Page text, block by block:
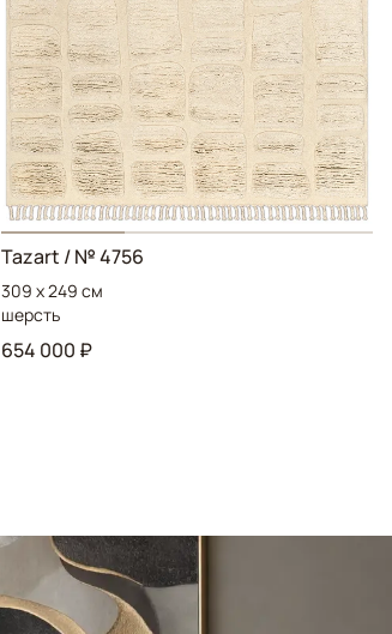
Tazart / № 4756
309 x 249 см
шерсть
654 000 ₽